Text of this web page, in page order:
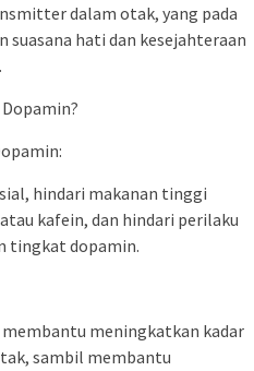
dalam otak, yang pada
hati dan kesejahteraan
hindari makanan tinggi
kafein, dan hindari perilaku
tingkat dopamin.
meningkatkan kadar
sambil membantu